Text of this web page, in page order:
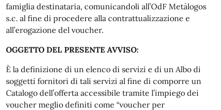
famiglia destinataria, comunicandoli all’OdF Metàlogos
s.c. al fine di procedere alla contrattualizzazione e
all’erogazione del voucher.
OGGETTO DEL PRESENTE AVVISO:
È la definizione di un elenco di servizi e di un Albo di
soggetti fornitori di tali servizi al fine di comporre un
Catalogo dell’offerta accessibile tramite l’impiego dei
voucher meglio definiti come “voucher per